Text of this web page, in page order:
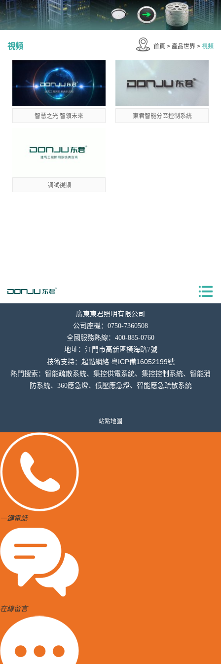
視頻 首頁 > 產品世界 > 視頻
智慧之光 智領未來 東君智能分區控制系統
調試視頻
廣東東君照明有限公司
公司座機：0750-7360508
全國服務熱線：400-885-0760
地址： 江門市高新區橫海路7號
技術支持： 起點網絡 粵ICP備16052199號
熱門搜索：智能疏散系統、集控供電系統、集控控制系統、智能消
防系統、360應急燈、低壓應急燈、智能應急疏散系統
站點地圖
一鍵電話
在線留言